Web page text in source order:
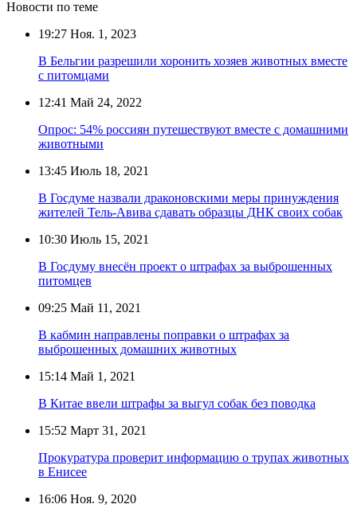
Новости по теме
19:27 Ноя. 1, 2023
В Бельгии разрешили хоронить хозяев животных вместе
с питомцами
12:41 Май 24, 2022
Опрос: 54% россиян путешествуют вместе с домашними
животными
13:45 Июль 18, 2021
В Госдуме назвали драконовскими меры принуждения
жителей Тель-Авива сдавать образцы ДНК своих собак
10:30 Июль 15, 2021
В Госдуму внесён проект о штрафах за выброшенных
питомцев
09:25 Май 11, 2021
В кабмин направлены поправки о штрафах за
выброшенных домашних животных
15:14 Май 1, 2021
В Китае ввели штрафы за выгул собак без поводка
15:52 Март 31, 2021
Прокуратура проверит информацию о трупах животных
в Енисее
16:06 Ноя. 9, 2020